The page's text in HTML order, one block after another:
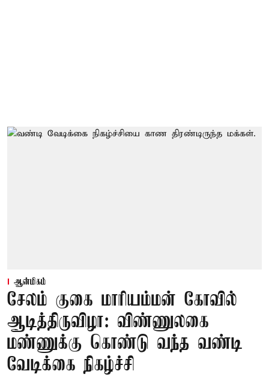
ஆன்மிகம்
சேலம் குகை மாரியம்மன் கோவில்
ஆடித்திருவிழா: விண்ணுலகை
மண்ணுக்கு கொண்டு வந்த வண்டி
வேடிக்கை நிகழ்ச்சி